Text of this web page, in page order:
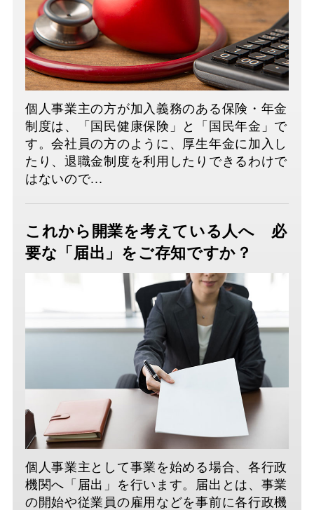
個人事業主の方が加入義務のある保険・年金
制度は、「国民健康保険」と「国民年金」で
す。会社員の方のように、厚生年金に加入し
たり、退職金制度を利用したりできるわけで
はないので...
これから開業を考えている人へ 必
要な「届出」をご存知ですか？
個人事業主として事業を始める場合、各行政
機関へ「届出」を行います。届出とは、事業
の開始や従業員の雇用などを事前に各行政機